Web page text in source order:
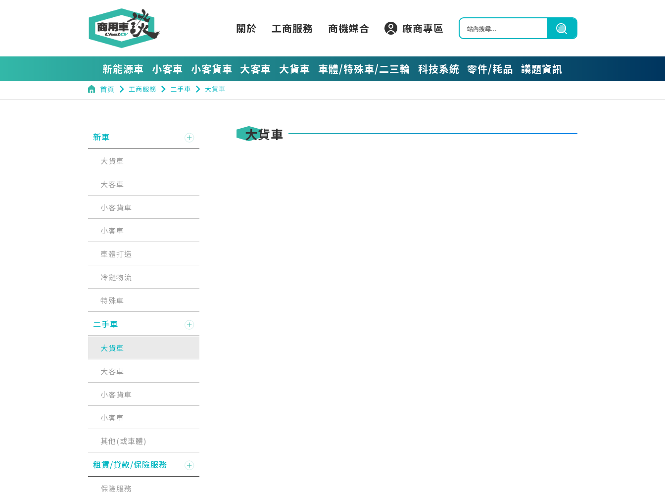
關於 工商服務 商機媒合 廠商專區
新能源車 小客車 小客貨車 大客車 大貨車 車體/特殊車/二三輪 科技系統 零件/耗品 議題資訊
首頁 navigate_next 工商服務 navigate_next 二手車 navigate_next 大貨車
新車
大貨車
大客車
小客貨車
小客車
車體打造
冷鏈物流
特殊車
二手車
大貨車
大客車
小客貨車
小客車
其他(或車體)
租賃/貸款/保險服務
保險服務
大貨車